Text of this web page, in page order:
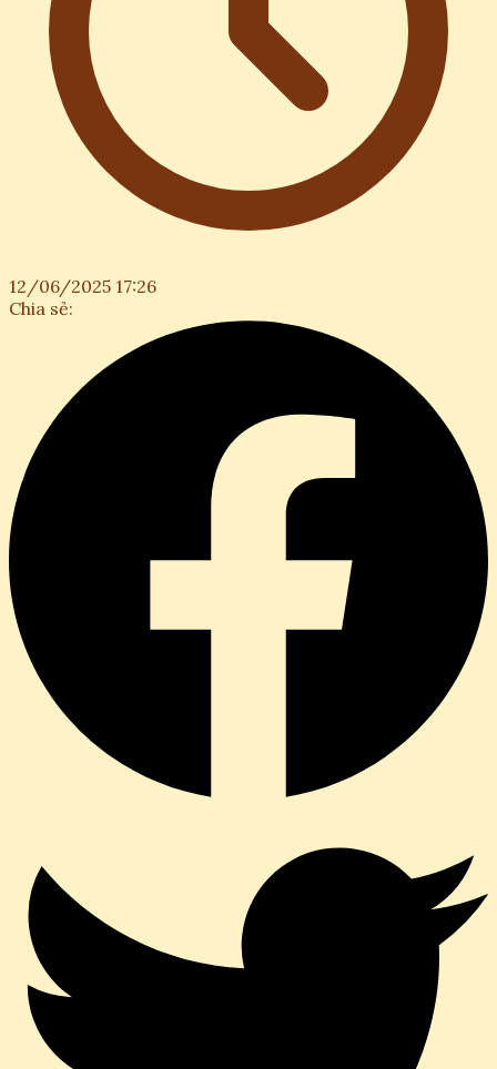
12/06/2025 17:26
Chia sẻ: